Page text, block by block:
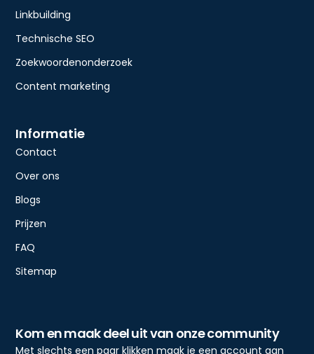
Linkbuilding
Technische SEO
Zoekwoordenonderzoek
Content marketing
Informatie
Contact
Over ons
Blogs
Prijzen
FAQ
Sitemap
Kom en maak deel uit van onze community
Met slechts een paar klikken maak je een account aan